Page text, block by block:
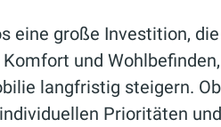
eine große Investition,
und Wohlbefinden,
langfristig steigern.
Prioritäten und